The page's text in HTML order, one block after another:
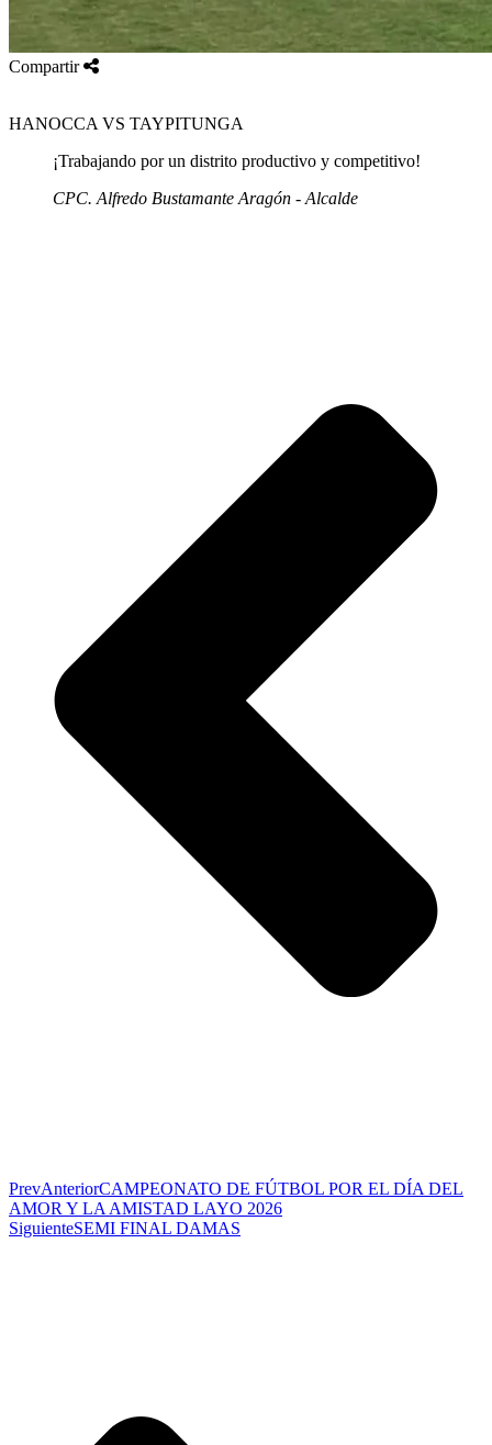
Compartir
HANOCCA VS TAYPITUNGA
¡Trabajando por un distrito productivo y competitivo!
CPC. Alfredo Bustamante Aragón - Alcalde
PrevAnteriorCAMPEONATO DE FÚTBOL POR EL DÍA DEL
AMOR Y LA AMISTAD LAYO 2026
SiguienteSEMI FINAL DAMAS